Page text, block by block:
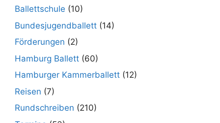
Ballettschule (10)
Bundesjugendballett (14)
Förderungen (2)
Hamburg Ballett (60)
Hamburger Kammerballett (12)
Reisen (7)
Rundschreiben (210)